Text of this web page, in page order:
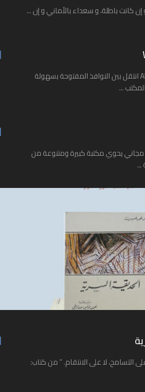
إن كانت باطلة، و سعداء بالأماني و إن ...
التنقل بين البرامج Alt+Tab انتقل بين النوافذ المفتوحة بسهولة
يحوي مكتبة كبيرة ومتنوعة من
...
التسامح، لا على الانتقام. ” من كتاب: